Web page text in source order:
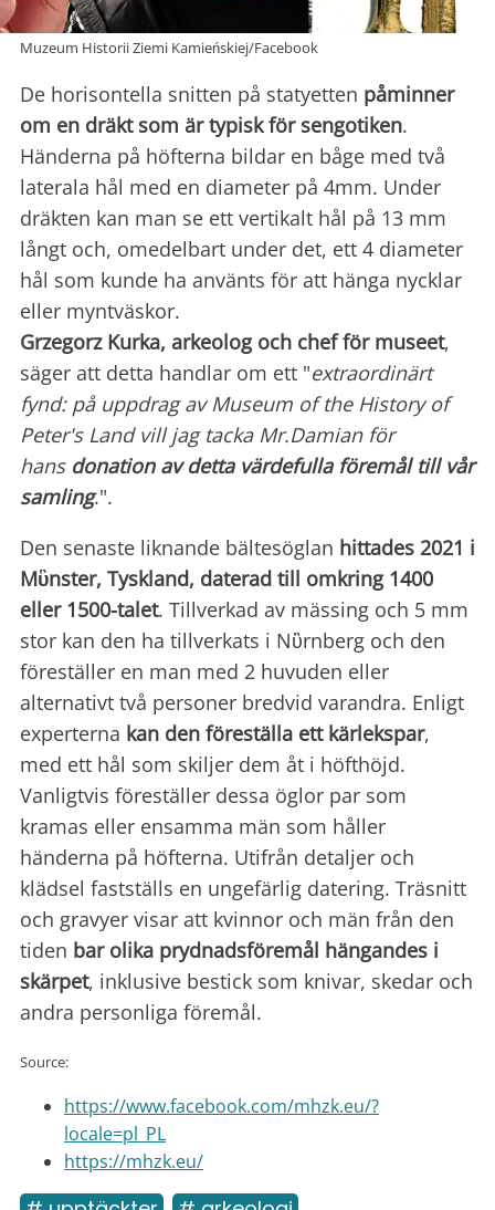
Muzeum Historii Ziemi Kamieńskiej/Facebook
De horisontella snitten på statyetten påminner
om en dräkt som är typisk för sengotiken.
Händerna på höfterna bildar en båge med två
laterala hål med en diameter på 4mm. Under
dräkten kan man se ett vertikalt hål på 13 mm
långt och, omedelbart under det, ett 4 diameter
hål som kunde ha använts för att hänga nycklar
eller myntväskor.
Grzegorz Kurka, arkeolog och chef för museet,
säger att detta handlar om ett "extraordinärt
fynd: på uppdrag av Museum of the History of
Peter's Land vill jag tacka Mr.Damian för
hans donation av detta värdefulla föremål till vår
samling.".
Den senaste liknande bältesöglan hittades 2021 i
Mὓnster, Tyskland, daterad till omkring 1400
eller 1500-talet. Tillverkad av mässing och 5 mm
stor kan den ha tillverkats i Nὓrnberg och den
föreställer en man med 2 huvuden eller
alternativt två personer bredvid varandra. Enligt
experterna kan den föreställa ett kärlekspar,
med ett hål som skiljer dem åt i höfthöjd.
Vanligtvis föreställer dessa öglor par som
kramas eller ensamma män som håller
händerna på höfterna. Utifrån detaljer och
klädsel fastställs en ungefärlig datering. Träsnitt
och gravyer visar att kvinnor och män från den
tiden bar olika prydnadsföremål hängandes i
skärpet, inklusive bestick som knivar, skedar och
andra personliga föremål.
Source:
https://www.facebook.com/mhzk.eu/?
locale=pl_PL
https://mhzk.eu/